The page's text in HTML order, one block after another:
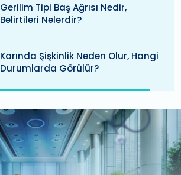
Gerilim Tipi Baş Ağrısı Nedir,
Belirtileri Nelerdir?
Karında Şişkinlik Neden Olur, Hangi
Durumlarda Görülür?